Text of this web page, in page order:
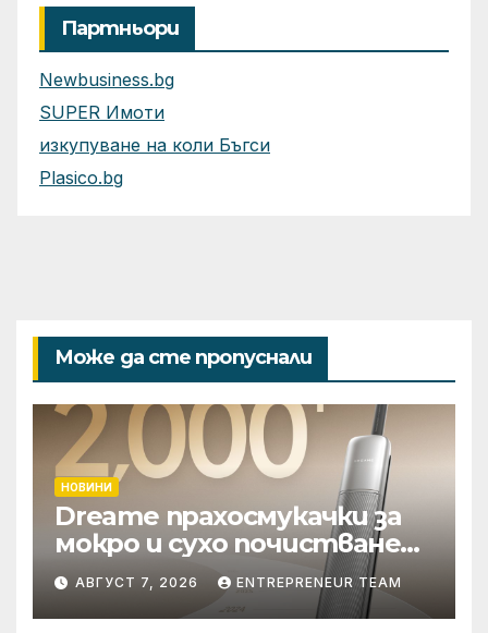
Партньори
Newbusiness.bg
SUPER Имоти
изкупуване на коли Бъгси
Plasico.bg
Може да сте пропуснали
НОВИНИ
Dreame прахосмукачки за
мокро и сухо почистване
надхвърлиха 2 000
патентни заявки в
световен мащаб
АВГУСТ 7, 2026 ENTREPRENEUR TEAM